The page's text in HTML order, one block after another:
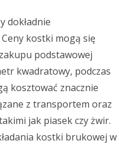
dokładnie
kostki mogą się
podstawowej
kwadratowy, podczas
kosztować znacznie
z transportem oraz
jak piasek czy żwir.
kostki brukowej w